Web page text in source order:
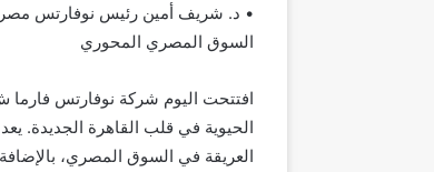
• د. شريف أمين رئيس نوفارتس مصر:
السوق المصري المحوري
افتتحت اليوم شركة نوفارتس
الحيوية في قلب القاهرة الجديدة.
العريقة في السوق المصري،